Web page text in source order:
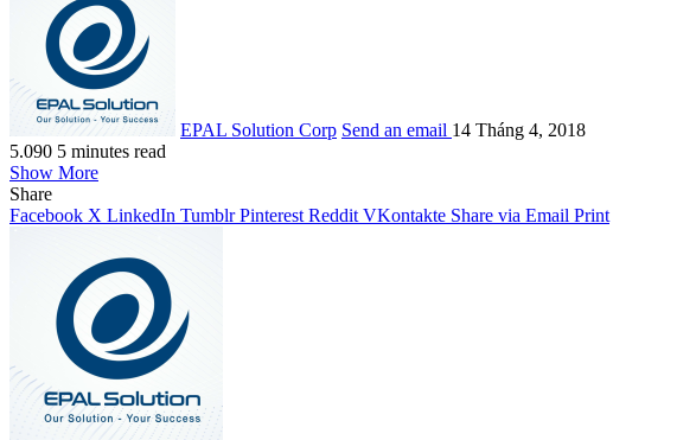
EPAL Solution Corp Send an email 14 Tháng 4, 2018
5.090 5 minutes read
Show More
Share
Facebook X LinkedIn Tumblr Pinterest Reddit VKontakte Share via Email Print